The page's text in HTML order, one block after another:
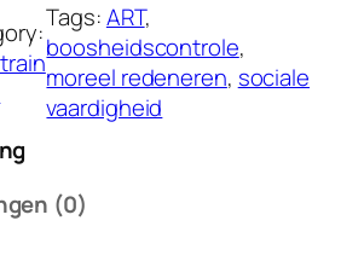
Tags:ART
boosheidscontrole
moreel redeneren, sociale
vaardigheid
(0)